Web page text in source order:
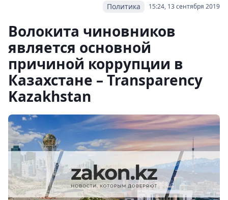
15:24, 13 сентября 2019
Политика
Волокита чиновников
является основной
причиной коррупции в
Казахстане – Transparency
Kazakhstan